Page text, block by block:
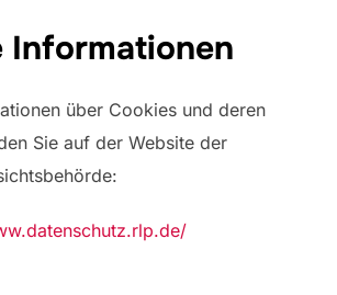
Informationen
über Cookies und deren
Sie auf der Website der